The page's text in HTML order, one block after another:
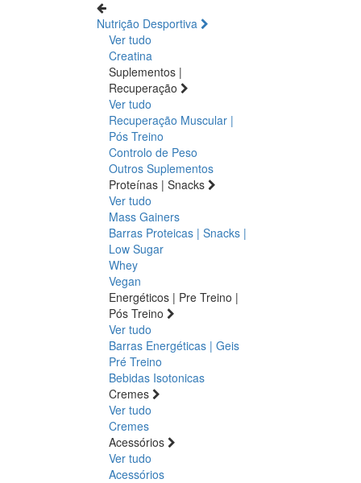
Nutrição Desportiva
Ver tudo
Creatina
Suplementos |
Recuperação
Ver tudo
Recuperação Muscular |
Pós Treino
Controlo de Peso
Outros Suplementos
Proteínas | Snacks
Ver tudo
Mass Gainers
Barras Proteicas | Snacks |
Low Sugar
Whey
Vegan
Energéticos | Pre Treino |
Pós Treino
Ver tudo
Barras Energéticas | Geis
Pré Treino
Bebidas Isotonicas
Cremes
Ver tudo
Cremes
Acessórios
Ver tudo
Acessórios